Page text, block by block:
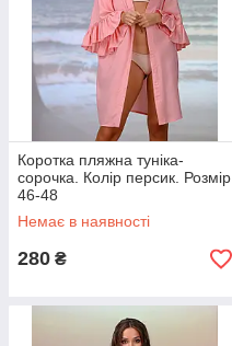
Коротка пляжна туніка-
сорочка. Колір персик. Розмір
46-48
Немає в наявності
280 ₴